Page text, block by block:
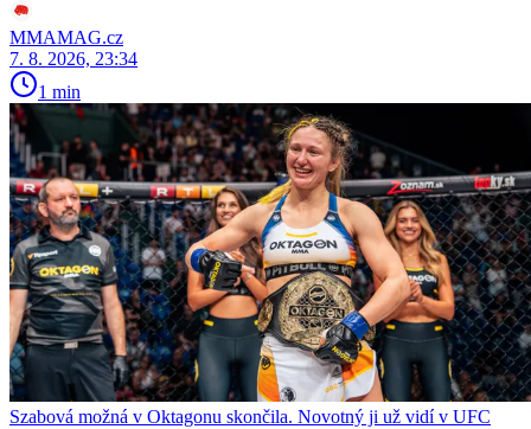
MMAMAG.cz
7. 8. 2026, 23:34
1 min
Szabová možná v Oktagonu skončila. Novotný ji už vidí v UFC